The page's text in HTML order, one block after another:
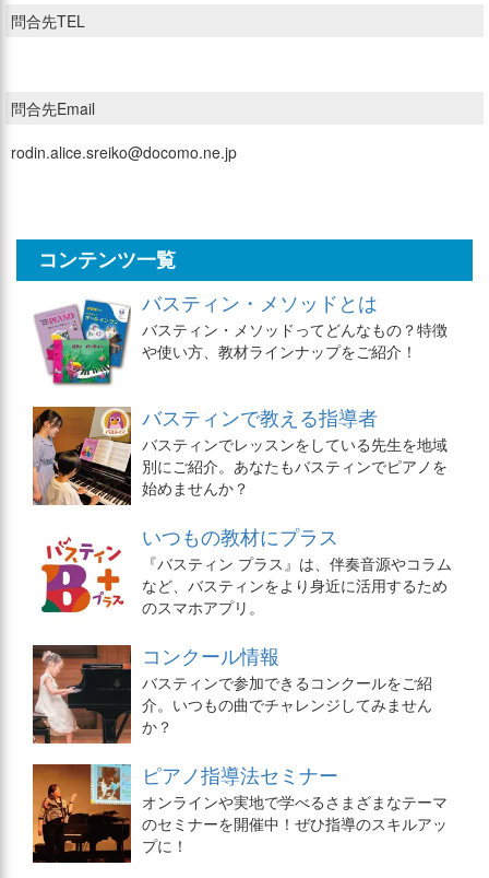
問合先TEL
問合先Email
rodin.alice.sreiko@docomo.ne.jp
コンテンツ一覧
バスティン・メソッドとは
バスティン・メソッドってどんなもの？特徴
や使い方、教材ラインナップをご紹介！
バスティンで教える指導者
バスティンでレッスンをしている先生を地域
別にご紹介。あなたもバスティンでピアノを
始めませんか？
いつもの教材にプラス
『バスティン プラス』は、伴奏音源やコラム
など、バスティンをより身近に活用するため
のスマホアプリ。
コンクール情報
バスティンで参加できるコンクールをご紹
介。いつもの曲でチャレンジしてみません
か？
ピアノ指導法セミナー
オンラインや実地で学べるさまざまなテーマ
のセミナーを開催中！ぜひ指導のスキルアッ
プに！